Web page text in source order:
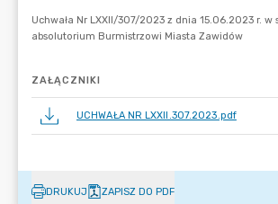
ZAŁĄCZNIKI
UCHWAŁA NR LXXII.307.2023.pdf
DRUKUJ ZAPISZ DO PDF